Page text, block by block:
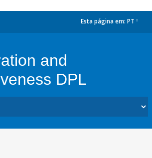
Esta página em: PT
and
DPL